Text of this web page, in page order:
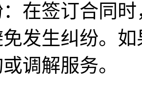
在签订合同
发生纠纷。
调解服务。